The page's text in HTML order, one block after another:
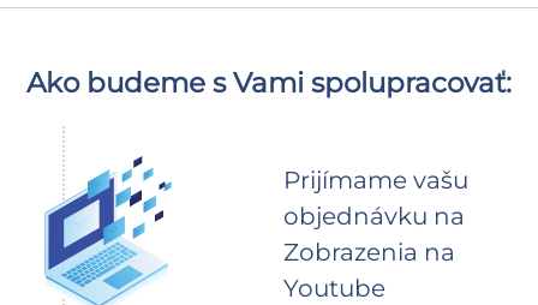
Ako budeme s Vami spolupracovať:
Prijímame vašu
objednávku na
Zobrazenia na
Youtube